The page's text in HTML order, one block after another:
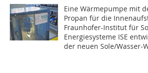
Eine Wärmepumpe mit
Propan für die
Fraunhofer-In­stitut für
Energiesysteme ISE
der neuen Sole/Wasser-